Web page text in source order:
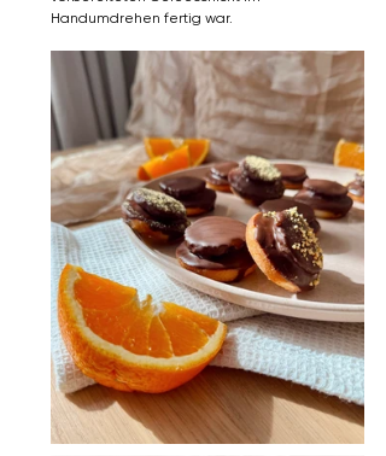
Handumdrehen fertig war.